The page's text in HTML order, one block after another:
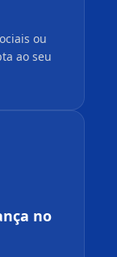
ou
ao seu
no